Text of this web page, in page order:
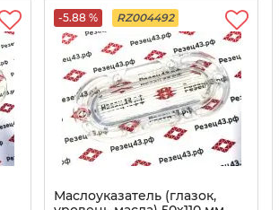
-5.88 % RZ004492
Маслоуказатель (глазок,